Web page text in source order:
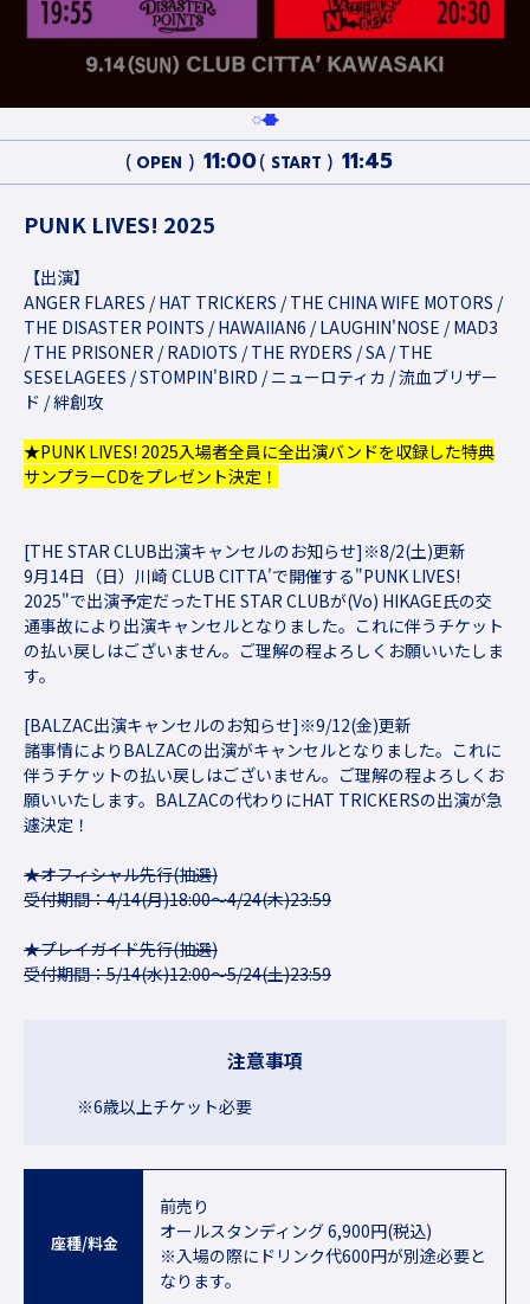
OPEN 11:00 START 11:45
PUNK LIVES! 2025
【出演】
ANGER FLARES / HAT TRICKERS / THE CHINA WIFE MOTORS /
THE DISASTER POINTS / HAWAIIAN6 / LAUGHIN'NOSE / MAD3
/ THE PRISONER / RADIOTS / THE RYDERS / SA / THE
SESELAGEES / STOMPIN'BIRD / ニューロティカ / 流血ブリザー
ド / 絆創攻
★PUNK LIVES! 2025入場者全員に全出演バンドを収録した特典
サンプラーCDをプレゼント決定！
[THE STAR CLUB出演キャンセルのお知らせ]※8/2(土)更新
9月14日（日）川崎 CLUB CITTA'で開催する"PUNK LIVES!
2025"で出演予定だったTHE STAR CLUBが(Vo) HIKAGE氏の交
通事故により出演キャンセルとなりました。これに伴うチケット
の払い戻しはございません。ご理解の程よろしくお願いいたしま
す。
[BALZAC出演キャンセルのお知らせ]※9/12(金)更新
諸事情によりBALZACの出演がキャンセルとなりました。これに
伴うチケットの払い戻しはございません。ご理解の程よろしくお
願いいたします。BALZACの代わりにHAT TRICKERSの出演が急
遽決定！
★オフィシャル先行(抽選)
受付期間：4/14(月)18:00〜4/24(木)23:59
★プレイガイド先行(抽選)
受付期間：5/14(水)12:00〜5/24(土)23:59
注意事項
※6歳以上チケット必要
座種/料金
前売り
オールスタンディング 6,900円(税込)
※入場の際にドリンク代600円が別途必要と
なります。